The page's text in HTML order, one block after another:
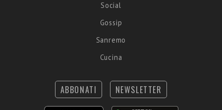
Social
Gossip
Sanremo
Cucina
ABBONATI NEWSLETTER